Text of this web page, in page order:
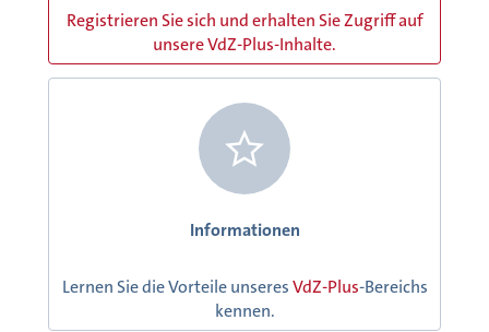
Registrieren Sie sich und erhalten Sie Zugriff auf
unsere VdZ-Plus-Inhalte.
Informationen
Lernen Sie die Vorteile unseresVdZ-Plus-Bereichs
kennen.